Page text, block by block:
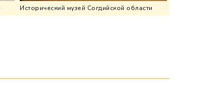
Исторический музей Согдийской области